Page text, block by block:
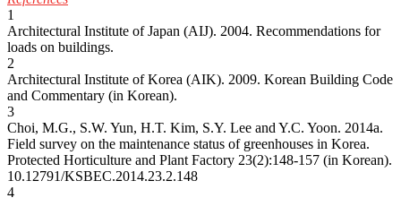
1
Architectural Institute of Japan (AIJ). 2004. Recommendations for
loads on buildings.
2
Architectural Institute of Korea (AIK). 2009. Korean Building Code
and Commentary (in Korean).
3
Choi, M.G., S.W. Yun, H.T. Kim, S.Y. Lee and Y.C. Yoon. 2014a.
Field survey on the maintenance status of greenhouses in Korea.
Protected Horticulture and Plant Factory 23(2):148-157 (in Korean).
10.12791/KSBEC.2014.23.2.148
4